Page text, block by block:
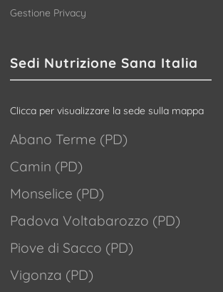
Gestione Privacy
Sedi Nutrizione Sana Italia
Clicca per visualizzare la sede sulla mappa
Abano Terme (PD)
Camin (PD)
Monselice (PD)
Padova Voltabarozzo (PD)
Piove di Sacco (PD)
Vigonza (PD)